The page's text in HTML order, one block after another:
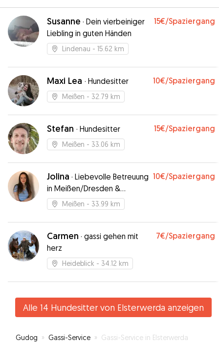
Susanne · Dein vierbeiniger
Liebling in guten Händen
15€/Spaziergang
Lindenau - 15.62 km
Maxi Lea · Hundesitter 10€/Spaziergang
Meißen - 32.79 km
Stefan · Hundesitter 15€/Spaziergang
Meißen - 33.06 km
Jolina · Liebevolle Betreuung
in Meißen/Dresden &
Umgebung
10€/Spaziergang
Meißen - 33.99 km
Carmen · gassi gehen mit
herz
7€/Spaziergang
Heideblick - 34.12 km
Alle 14 Hundesitter von Elsterwerda anzeigen
Gudog » Gassi-Service » Gassi-Service in Elsterwerda